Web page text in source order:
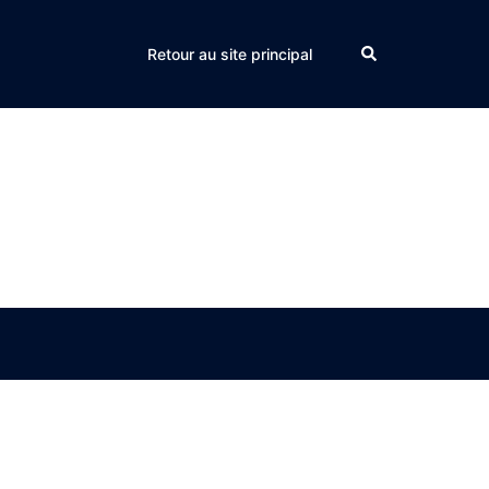
Retour au site principal Search